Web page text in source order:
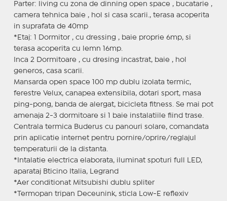
Parter: living cu zona de dinning open space , bucatarie ,
camera tehnica baie , hol si casa scarii., terasa acoperita
in suprafata de 40mp
*Etaj: 1 Dormitor , cu dressing , baie proprie 6mp, si
terasa acoperita cu lemn 16mp.
Inca 2 Dormitoare , cu dresing incastrat, baie , hol
generos, casa scarii.
Mansarda open space 100 mp dublu izolata termic,
ferestre Velux, canapea extensibila, dotari sport, masa
ping-pong, banda de alergat, bicicleta fitness. Se mai pot
amenaja 2-3 dormitoare si 1 baie instalatiile fiind trase.
Centrala termica Buderus cu panouri solare, comandata
prin aplicatie internet pentru pornire/oprire/reglajul
temperaturii de la distanta.
*Intalatie electrica elaborata, iluminat spoturi full LED,
aparataj Bticino Italia, Legrand
*Aer conditionat Mitsubishi dublu spliter
*Termopan tripan Deceunink, sticla Low-E reflexiv